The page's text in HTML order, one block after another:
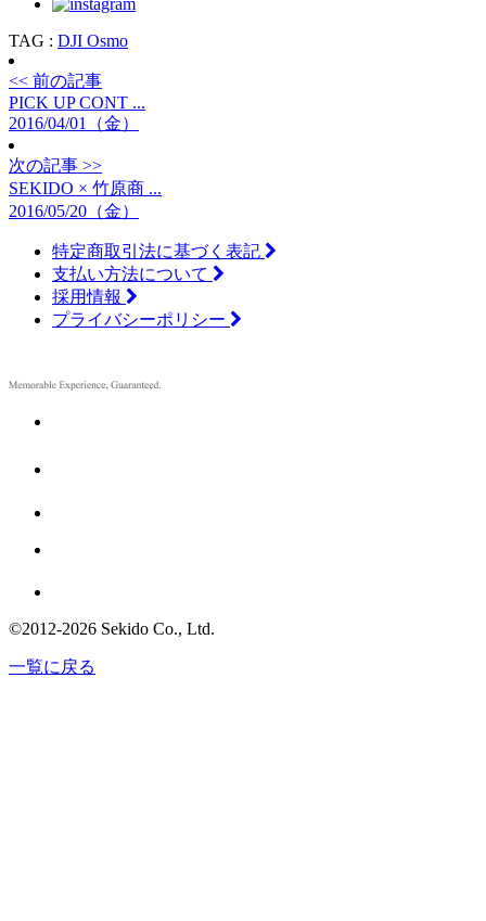
TAG : DJI Osmo
<< 前の記事
PICK UP CONT ...
2016/04/01（金）
次の記事 >>
SEKIDO × 竹原商 ...
2016/05/20（金）
特定商取引法に基づく表記
支払い方法について
採用情報
プライバシーポリシー
©2012-2026 Sekido Co., Ltd.
一覧に戻る